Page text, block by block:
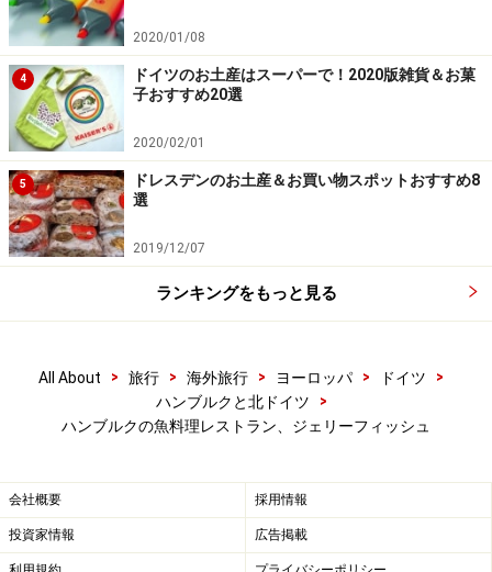
＜DATA＞
■Jellyfish
住所：Weidenallee 12
TEL：040-4105414
営業時間：火～金曜 12:00～14:30 18:00～22:00 土・日
18:00～22:00 月曜定休
アクセス：Sternschanze駅より徒歩3分
予算：ランチは3皿コースが 30ユーロ、ディナーはメイ
ン料理が30ユーロ前後
※海外を訪れる際には最新情報の入手に努め、「
外務省 海外安全
」を確認するなど、安全確保に十分注意を払ってく
2020/01/08
4
ドイツのお土産はスーパーで！2020版雑貨＆お菓
子おすすめ20選
2020/02/01
5
ドレスデンのお土産＆お買い物スポットおすすめ8
選
2019/12/07
ランキングをもっと見る
All About > 旅行 > 海外旅行 > ヨーロッパ > ドイツ
>
ハンブルクと北ドイツ
>
ハンブルクの魚料理レストラン、ジェリーフィッシュ
会社概要 採用情報
投資家情報 広告掲載